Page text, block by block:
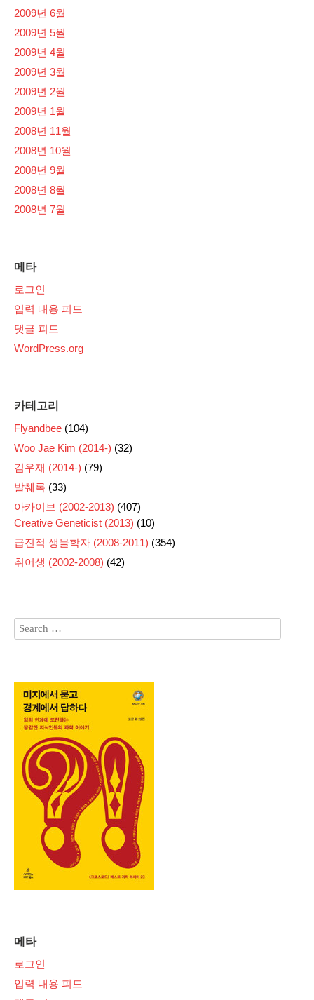
2009년 6월
2009년 5월
2009년 4월
2009년 3월
2009년 2월
2009년 1월
2008년 11월
2008년 10월
2008년 9월
2008년 8월
2008년 7월
메타
로그인
입력 내용 피드
댓글 피드
WordPress.org
카테고리
Flyandbee (104)
Woo Jae Kim (2014-) (32)
김우재 (2014-) (79)
발췌록 (33)
아카이브 (2002-2013) (407)
Creative Geneticist (2013) (10)
급진적 생물학자 (2008-2011) (354)
취어생 (2002-2008) (42)
메타
로그인
입력 내용 피드